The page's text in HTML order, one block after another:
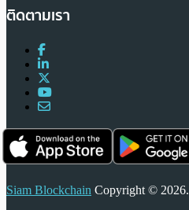
ติดตามเรา
Siam Blockchain Copyright © 2026.